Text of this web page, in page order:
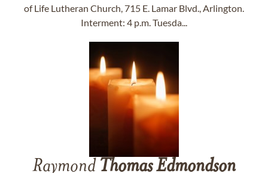
of Life Lutheran Church, 715 E. Lamar Blvd., Arlington.
Interment: 4 p.m. Tuesda...
Raymond ThomasEdmondson